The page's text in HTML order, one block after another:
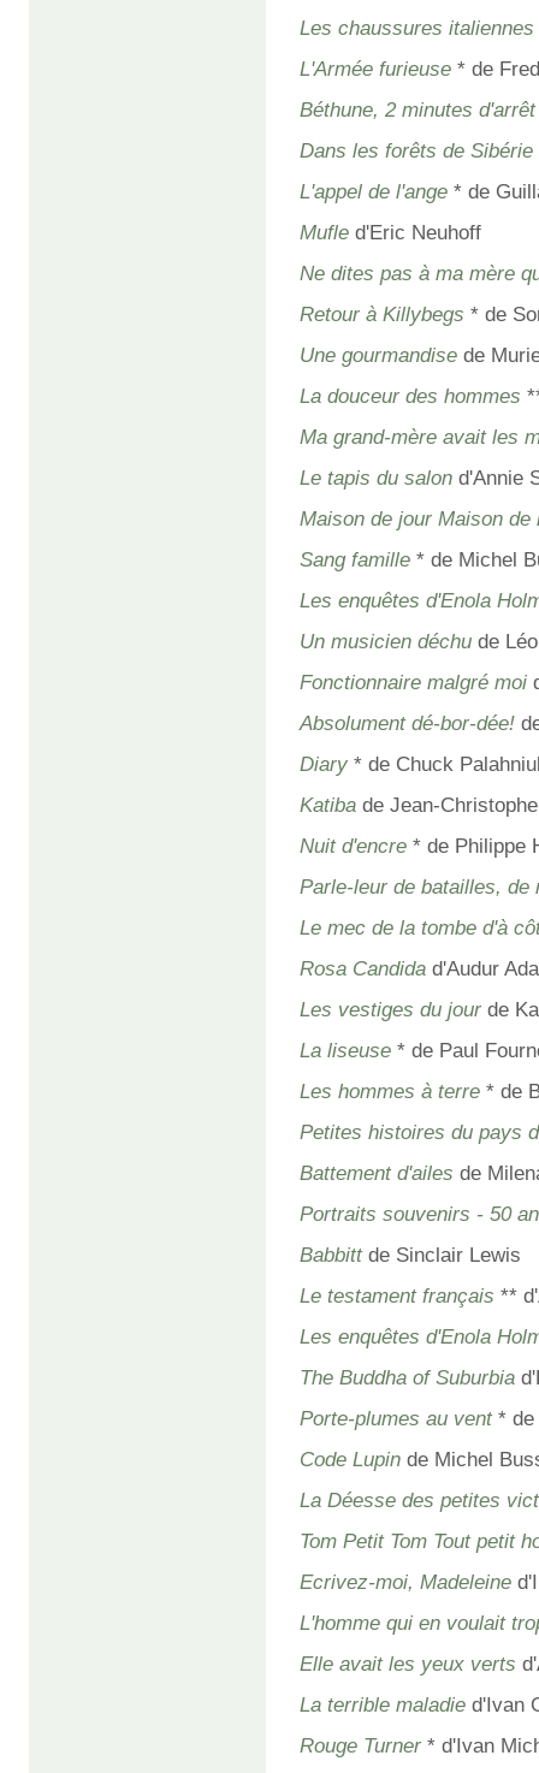
Les chaussures italiennes
L'Armée furieuse * de
Béthune, 2 minutes d'arrêt
Dans les forêts de Sibérie
L'appel de l'ange * de
Mufle d'Eric Neuhoff
Ne dites pas à ma mère
Retour à Killybegs * de
Une gourmandise de
La douceur des hommes
Ma grand-mère avait les
Le tapis du salon d'Annie
Maison de jour Maison de
Sang famille * de Michel
Les enquêtes d'Enola
Un musicien déchu de
Fonctionnaire malgré moi
Absolument dé-bor-dée!
Diary * de Chuck
Katiba de Jean-
Nuit d'encre * de Philippe
Parle-leur de batailles, de
Le mec de la tombe d'à
Rosa Candida d'Audur
Les vestiges du jour de
La liseuse * de Paul
Les hommes à terre * de
Petites histoires du pays
Battement d'ailes de
Portraits souvenirs - 50
Babbittde Sinclair Lewis
Le testament français **
Les enquêtes d'Enola
The Buddha of Suburbia
Porte-plumes au vent* de
Code Lupin de Michel
La Déesse des petites
Tom Petit Tom Tout petit
Ecrivez-moi, Madeleine
L'homme qui en voulait
Elle avait les yeux verts
La terrible maladie d'Ivan
Rouge Turner * d'Ivan